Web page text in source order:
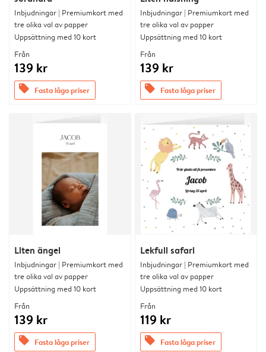
Inbjudningar | Premiumkort med
tre olika val av papper
Uppsättning med 10 kort
Från
139 kr
offers Fasta låga priser
Inbjudningar | Premiumkort med
tre olika val av papper
Uppsättning med 10 kort
Från
139 kr
offers Fasta låga priser
Liten ängel
Inbjudningar | Premiumkort med
tre olika val av papper
Uppsättning med 10 kort
Från
139 kr
offers Fasta låga priser
Lekfull safari
Inbjudningar | Premiumkort med
tre olika val av papper
Uppsättning med 10 kort
Från
119 kr
offers Fasta låga priser